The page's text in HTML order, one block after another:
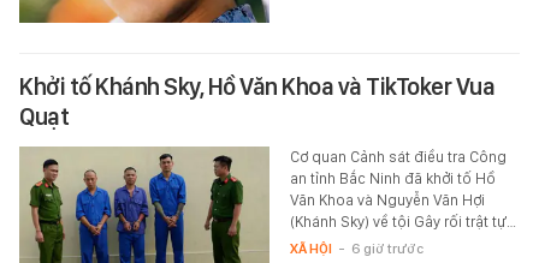
Khởi tố Khánh Sky, Hồ Văn Khoa và TikToker Vua
Quạt
Cơ quan Cảnh sát điều tra Công
an tỉnh Bắc Ninh đã khởi tố Hồ
Văn Khoa và Nguyễn Văn Hợi
(Khánh Sky) về tội Gây rối trật tự…
XÃ HỘI - 6 giờ trước